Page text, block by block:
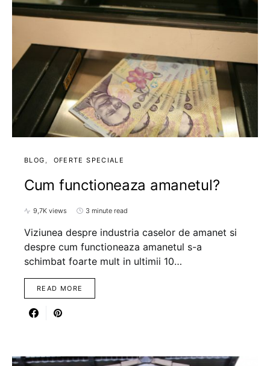
BLOG OFERTE SPECIALE
Cum functioneaza amanetul?
9,7K views 3 minute read
Viziunea despre industria caselor de amanet si
despre cum functioneaza amanetul s-a
schimbat foarte mult in ultimii 10…
READ MORE